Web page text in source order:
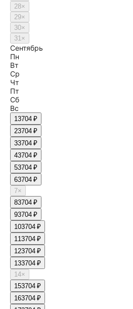
28×
29×
30×
31×
Сентябрь
Пн
Вт
Ср
Чт
Пт
Сб
Вс
13704 ₽
23704 ₽
33704 ₽
43704 ₽
53704 ₽
63704 ₽
7×
83704 ₽
93704 ₽
103704 ₽
113704 ₽
123704 ₽
133704 ₽
14×
153704 ₽
163704 ₽